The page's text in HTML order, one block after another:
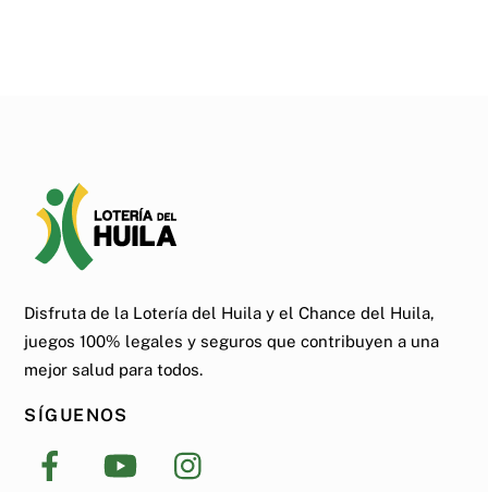
Disfruta de la Lotería del Huila y el Chance del Huila,
juegos 100% legales y seguros que contribuyen a una
mejor salud para todos.
SÍGUENOS